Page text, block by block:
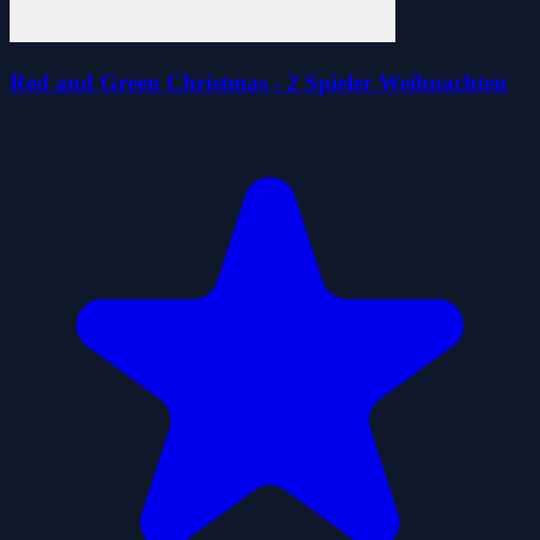
Red and Green Christmas - 2 Spieler Weihnachten